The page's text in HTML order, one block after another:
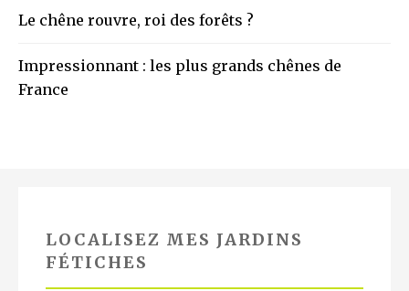
Le chêne rouvre, roi des forêts ?
Impressionnant : les plus grands chênes de
France
LOCALISEZ MES JARDINS
FÉTICHES